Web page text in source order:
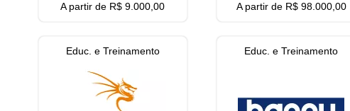
A partir de R$ 9.000,00 A partir de R$ 98.000,00
Educ. e Treinamento Educ. e Treinamento